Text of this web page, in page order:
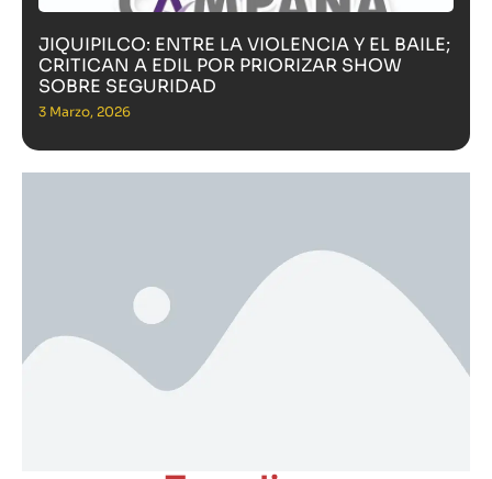
JIQUIPILCO: ENTRE LA VIOLENCIA Y EL BAILE;
CRITICAN A EDIL POR PRIORIZAR SHOW
SOBRE SEGURIDAD
3 Marzo, 2026